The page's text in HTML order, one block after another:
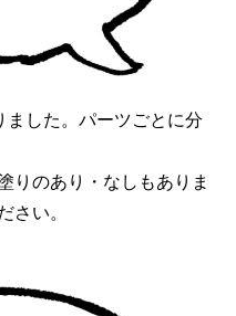
ました。パーツごとに分
りのあり・なしもありま
さい。